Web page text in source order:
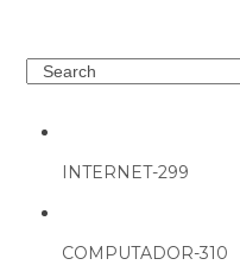
Search
INTERNET-299
COMPUTADOR-310